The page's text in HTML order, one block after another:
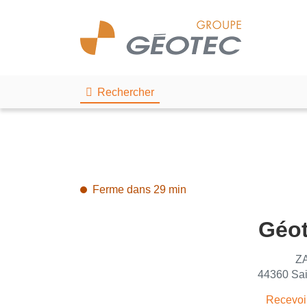
Rechercher
Ferme dans 29 min
44360